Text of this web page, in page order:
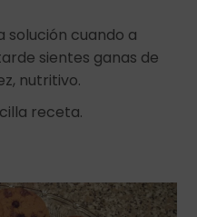
solución cuando a
sientes ganas de
nutritivo.
receta.